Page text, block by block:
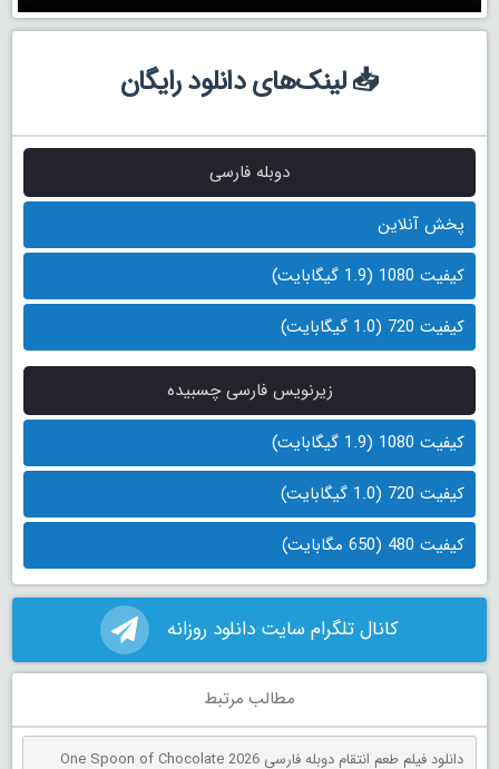
📥 لینک‌های دانلود رایگان
دوبله فارسی
پخش آنلاین
کیفیت 1080 (1.9 گیگابایت)
کیفیت 720 (1.0 گیگابایت)
زیرنویس فارسی چسبیده
کیفیت 1080 (1.9 گیگابایت)
کیفیت 720 (1.0 گیگابایت)
کیفیت 480 (650 مگابایت)
کانال تلگرام سایت دانلود روزانه
مطالب مرتبط
دانلود فیلم طعم انتقام دوبله فارسی One Spoon of Chocolate 2026